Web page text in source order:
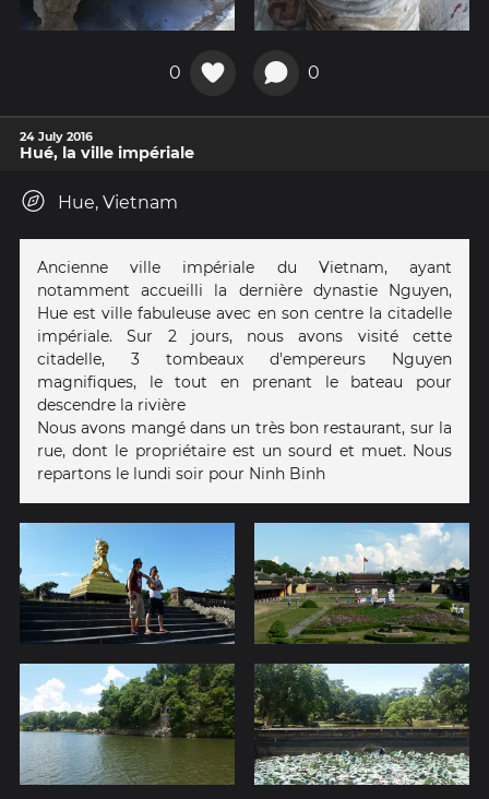
0 0
24 July 2016
Hué, la ville impériale
Hue, Vietnam
Ancienne ville impériale du Vietnam, ayant
notamment accueilli la dernière dynastie Nguyen,
Hue est ville fabuleuse avec en son centre la citadelle
impériale. Sur 2 jours, nous avons visité cette
citadelle, 3 tombeaux d'empereurs Nguyen
magnifiques, le tout en prenant le bateau pour
descendre la rivière
Nous avons mangé dans un très bon restaurant, sur la
rue, dont le propriétaire est un sourd et muet. Nous
repartons le lundi soir pour Ninh Binh